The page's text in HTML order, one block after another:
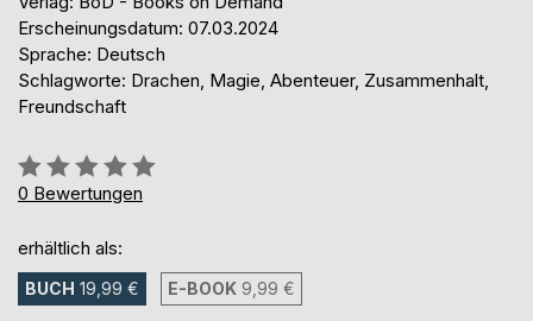
Erscheinungsdatum: 07.03.2024
Sprache: Deutsch
Schlagworte: Drachen, Magie, Abenteuer, Zusammenhalt,
Freundschaft
Bewertung::
0%
0 Bewertungen
erhältlich als:
BUCH 19,99 € E-BOOK 9,99 €